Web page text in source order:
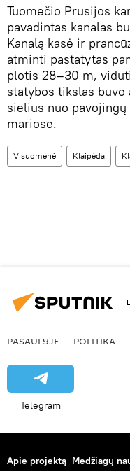
Tuomečio Prūsijos
pavadintas kanalas
Kanalą kasė ir
atminti pastatytas
plotis 28–30 m,
statybos tikslas
sielius nuo
mariose.
Visuomenė Klaipėda
PASAULYJE POLITIKA
Telegram
Apie projektą Medžiagų